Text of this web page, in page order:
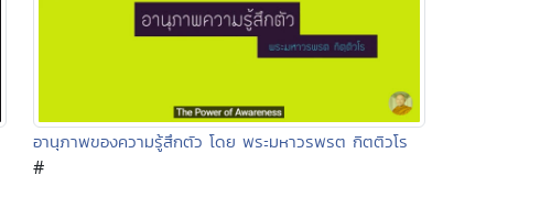
อานุภาพของความรู้สึกตัว โดย พระมหาวรพรต กิตติวโร
#